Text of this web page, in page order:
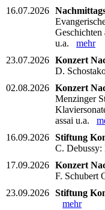
16.07.2026
u.a. mehr
23.07.2026 Konzert
D.
02.08.2026 Konzert
Menzinger
assai u.a.
16.09.2026 Stiftung
C.
17.09.2026 Konzert
F. Schubert
23.09.2026 Stiftung
mehr